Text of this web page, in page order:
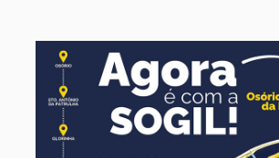
Terça-Feira 16° 9°
12 de agosto
Quarta-Feira 13° 12°
13 de agosto
Quinta-Feira 13° 13°